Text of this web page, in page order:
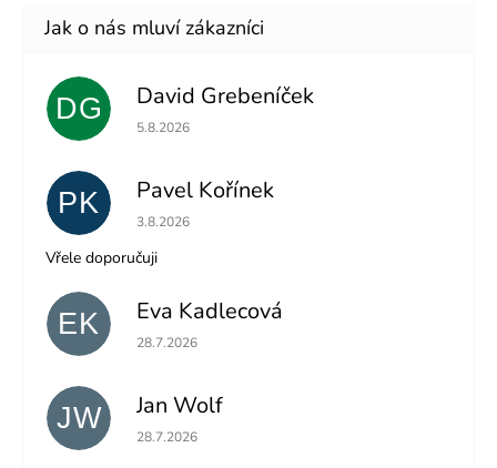
DG David Grebeníček
Hodnocení obchodu je 5 z 5 hvězdiček.
5.8.2026
PK Pavel Kořínek
Hodnocení obchodu je 5 z 5 hvězdiček.
3.8.2026
Vřele doporučuji
EK Eva Kadlecová
Hodnocení obchodu je 5 z 5 hvězdiček.
28.7.2026
JW Jan Wolf
Hodnocení obchodu je 5 z 5 hvězdiček.
28.7.2026